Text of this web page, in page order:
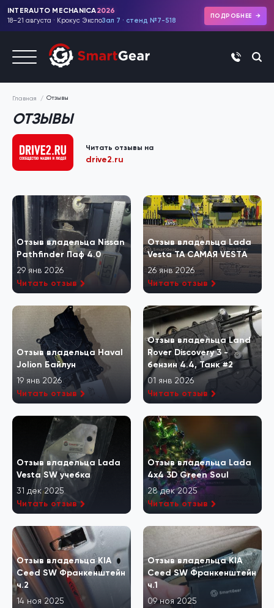
INTERAUTO MECHANICA2026
18–21 августа · Крокус ЭкспоЗал 7 · стенд №7-518
ПОДРОБНЕЕ
+7 (495)
Главная Отзывы
ОТЗЫВЫ
Читать отзывы на
drive2.ru
Отзыв владельца Nissan
Pathfinder Паф 4.0
29 янв 2026
Читать отзыв
Отзыв владельца Lada
Vesta ТА САМАЯ VESTА
26 янв 2026
Читать отзыв
Отзыв владельца Haval
Jolion Байлун
19 янв 2026
Читать отзыв
Отзыв владельца Land
Rover Discovery 3 -
бензин 4.4, Танк #2
01 янв 2026
Читать отзыв
Отзыв владельца Lada
Vesta SW учебка
31 дек 2025
Читать отзыв
Отзыв владельца Lada
4x4 3D Green Soul
28 дек 2025
Читать отзыв
Отзыв владельца KIA
Ceed SW Франкенштейн
ч.2
14 ноя 2025
Отзыв владельца KIA
Ceed SW Франкенштейн
ч.1
09 ноя 2025